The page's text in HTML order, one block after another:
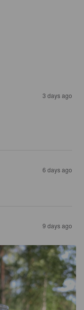
3 days ago
6 days ago
9 days ago